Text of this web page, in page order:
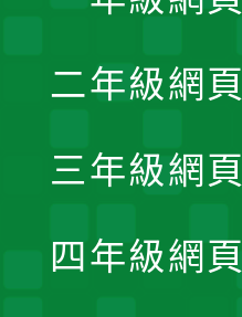
二年級網頁
三年級網頁
四年級網頁